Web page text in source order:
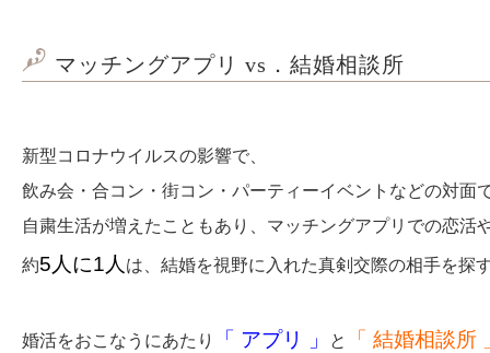
マッチングアプリ vs． 結婚相談所
新型コロナウイルスの影響で、
飲み会・合コン・街コン・パーティーイベントなどの対面
自粛生活が増えたこともあり、マッチングアプリでの恋活
約5人に1人 は、結婚を視野に入れた真剣交際の相手を
婚活をおこなうにあたり 「 アプリ 」 と 「 結婚相談所